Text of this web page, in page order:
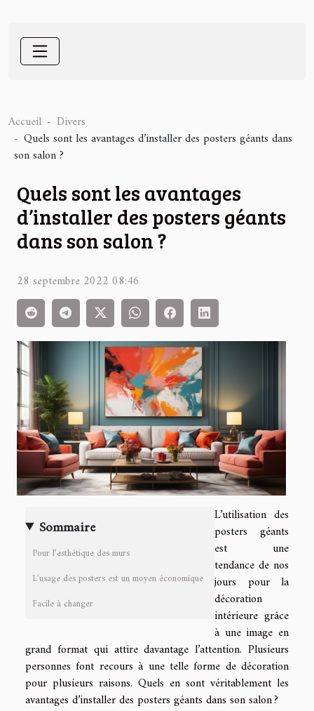
Accueil
Divers
Quels sont les avantages d’installer des posters géants dans
son salon ?
Quels sont les avantages
d’installer des posters géants
dans son salon ?
28 septembre 2022 08:46
Sommaire
Pour l’esthétique des murs
L’usage des posters est un moyen économique
Facile à changer
L’utilisation des
posters géants
est une
tendance de nos
jours pour la
décoration
intérieure grâce
à une image en
grand format qui attire davantage l’attention. Plusieurs
personnes font recours à une telle forme de décoration
pour plusieurs raisons. Quels en sont véritablement les
avantages d’installer des posters géants dans son salon ?